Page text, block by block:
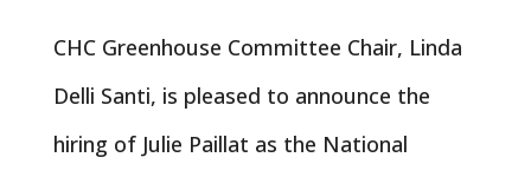
CHC Greenhouse Committee Chair, Linda
Delli Santi, is pleased to announce the
hiring of Julie Paillat as the National